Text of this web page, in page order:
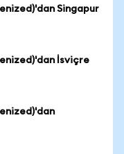
Singapur
İsviçre